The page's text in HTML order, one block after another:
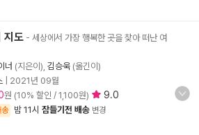
지도 - 세상에서 가장 행복한 곳을 찾아 떠난 여
너 (지은이), 김승욱 (옮긴이)
2021년 09월
원 (10% 할인 / 1,100원) 9.0
밤 11시 잠들기전 배송 변경